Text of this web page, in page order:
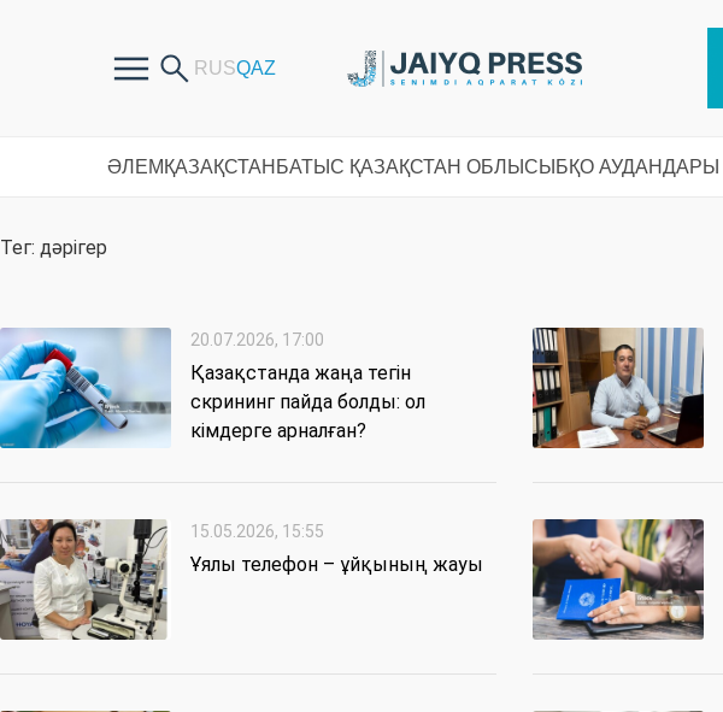
ӘЛЕМ ҚАЗАҚСТАН БАТЫС ҚАЗАҚСТАН ОБЛЫСЫ БҚО АУДАНДАРЫ
Тег: дәрігер
20.07.2026, 17:00
Қазақстанда жаңа тегін
скрининг пайда болды: ол
кімдерге арналған?
15.05.2026, 15:55
Ұялы телефон – ұйқының жауы